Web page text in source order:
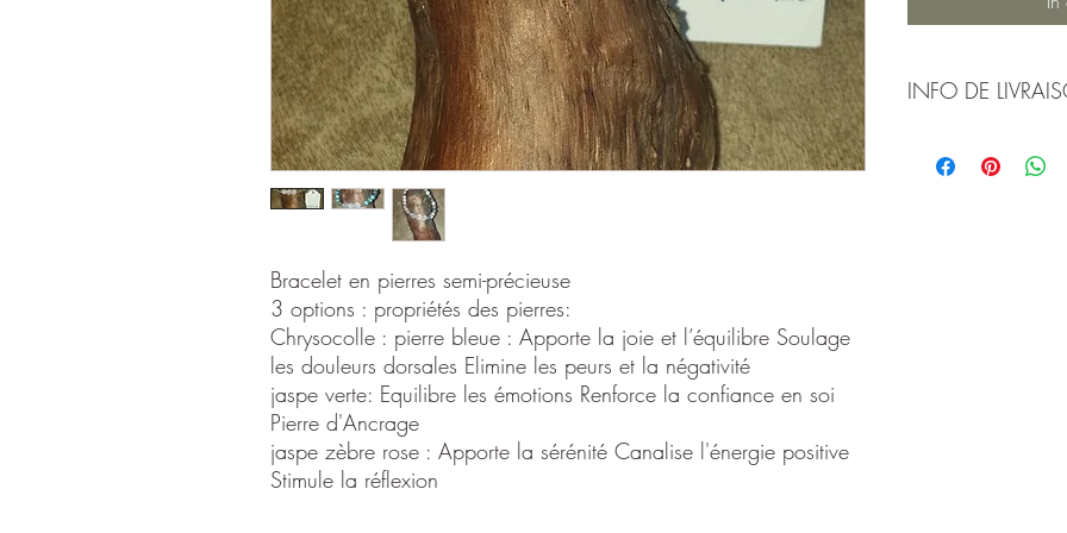
Bracelet en pierres semi-précieuse
3 options : propriétés des pierres:
Chrysocolle : pierre bleue : Apporte la joie et l’équilibre Soulage
les douleurs dorsales Elimine les peurs et la négativité
jaspe verte: Equilibre les émotions Renforce la confiance en soi
Pierre d'Ancrage
jaspe zèbre rose : Apporte la sérénité Canalise l'énergie positive
Stimule la réflexion
INFO DE
En Suisse 7 frs en